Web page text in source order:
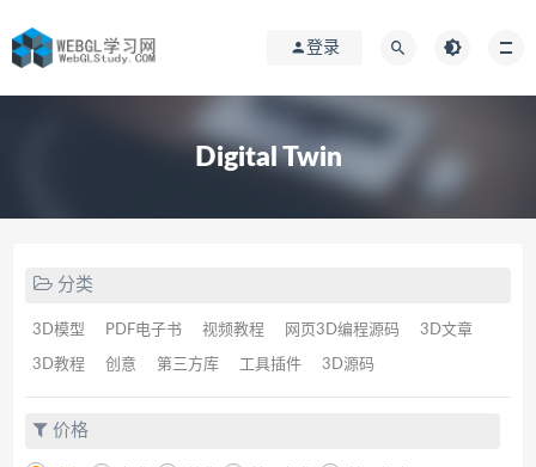
登录
Digital Twin
分类
3D模型 PDF电子书 视频教程 网页3D编程源码 3D文章
3D教程 创意 第三方库 工具插件 3D源码
价格